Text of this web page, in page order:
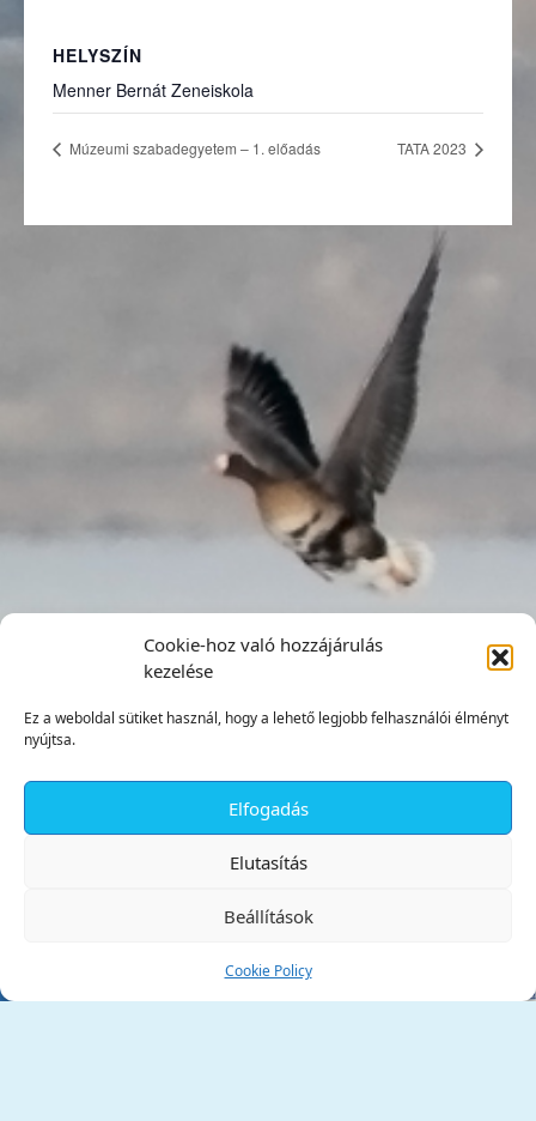
Cookie-hoz való hozzájárulás
kezelése
Ez a weboldal sütiket használ, hogy a lehető legjobb felhasználói élményt
nyújtsa.
Elfogadás
Elutasítás
Beállítások
Cookie Policy
HELYSZÍN
Menner Bernát Zeneiskola
Múzeumi szabadegyetem – 1. előadás TATA 2023
Tata Város Önkormányzata
✕